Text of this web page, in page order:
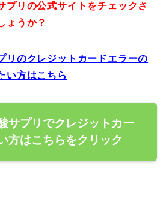
プリの公式サイトをチェックさ
ょうか？
リのクレジットカードエラーの
い方はこちら
サプリでクレジットカー
方はこちらをクリック